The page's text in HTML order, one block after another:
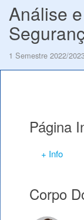
Análise
1 Semestre 2022/
Página
+ Info
Corpo